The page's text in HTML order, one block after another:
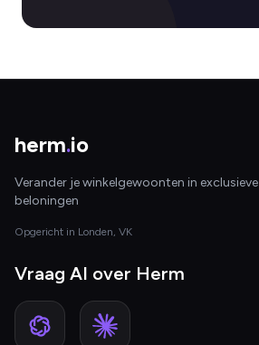
herm.io
Verander je winkelgewoonten in exclusieve
beloningen
Opgericht in Londen, VK
Vraag AI over Herm